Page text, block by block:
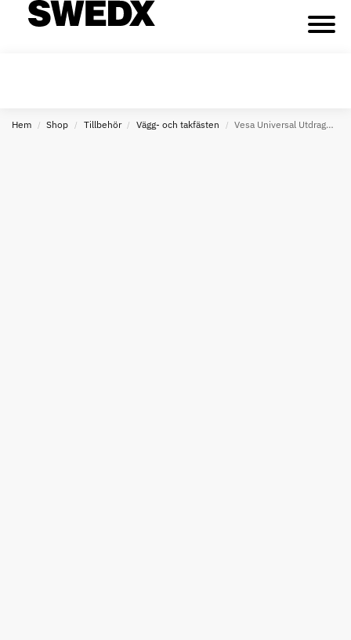
Hem / Shop / Tillbehör / Vägg- och takfästen / Vesa Universal Utdragbar Väggfäste 600×400 mm – Maxvikt 45 kg